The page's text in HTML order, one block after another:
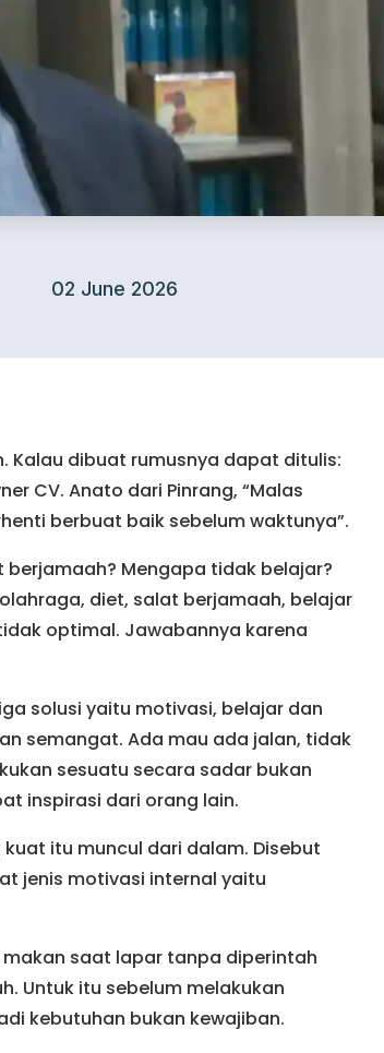
02 June 2026
Kalau dibuat rumusnya dapat ditulis:
CV. Anato dari Pinrang, “Malas
berbuat baik sebelum waktunya”.
Mengapa tidak belajar?
diet, salat berjamaah, belajar
optimal. Jawabannya karena
solusi yaitu motivasi, belajar dan
semangat. Ada mau ada jalan, tidak
sesuatu secara sadar bukan
inspirasi dari orang lain.
itu muncul dari dalam. Disebut
jenis motivasi internal yaitu
saat lapar tanpa diperintah
Untuk itu sebelum melakukan
kebutuhan bukan kewajiban.